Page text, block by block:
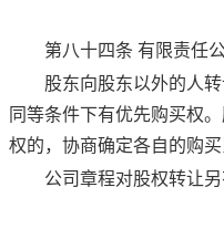
第八十四条 有限责任
股东向股东以外的人
同等条件下有优先购买权
权的，协商确定各自的购
公司章程对股权转让